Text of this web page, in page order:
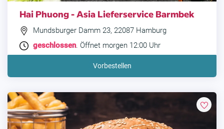
Hai Phuong - Asia Lieferservice Barmbek
Mundsburger Damm 23, 22087 Hamburg
geschlossen. Öffnet morgen 12:00 Uhr
Vorbestellen